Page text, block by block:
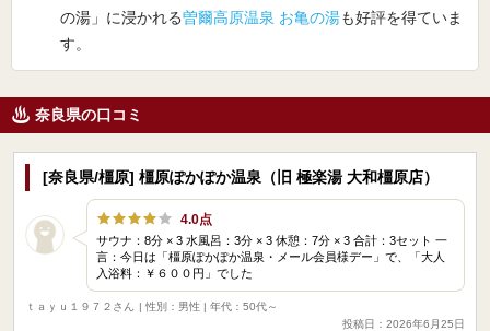
の湯」に浸かれる曽爾高原温泉 お亀の湯も好評を得ていま
す。
奈良県の口コミ
[奈良県/橿原] 橿原ぽかぽか温泉（旧 極楽湯 大和橿原店）
4.0点
サウナ：8分 × 3 水風呂：3分 × 3 休憩：7分 × 3 合計：3セット 一
言：今日は「橿原ぽかぽか温泉・メール会員様デー」で、「大人
入浴料：￥６００円」でした
ｔａｙｕ１９７２さん
| 性別：男性 | 年代：50代～
投稿日：2026年6月25日